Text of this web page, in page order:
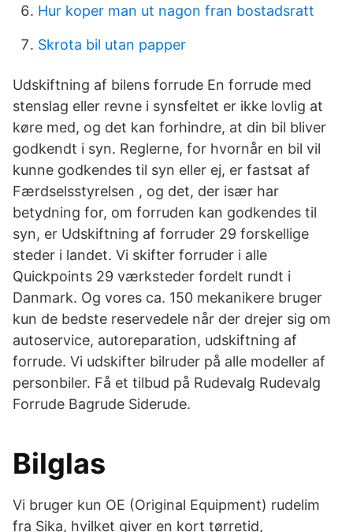
Hur koper man ut nagon fran bostadsratt
Skrota bil utan papper
Udskiftning af bilens forrude En forrude med
stenslag eller revne i synsfeltet er ikke lovlig at
køre med, og det kan forhindre, at din bil bliver
godkendt i syn. Reglerne, for hvornår en bil vil
kunne godkendes til syn eller ej, er fastsat af
Færdselsstyrelsen , og det, der især har
betydning for, om forruden kan godkendes til
syn, er Udskiftning af forruder 29 forskellige
steder i landet. Vi skifter forruder i alle
Quickpoints 29 værksteder fordelt rundt i
Danmark. Og vores ca. 150 mekanikere bruger
kun de bedste reservedele når der drejer sig om
autoservice, autoreparation, udskiftning af
forrude. Vi udskifter bilruder på alle modeller af
personbiler. Få et tilbud på Rudevalg Rudevalg
Forrude Bagrude Siderude.
Bilglas
Vi bruger kun OE (Original Equipment) rudelim
fra Sika, hvilket giver en kort tørretid,